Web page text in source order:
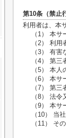
第10条（禁止
利用者は、本
（1） 本
（2） 利
（3） 有
（4） 第
（5） 本
（6） 本
（7） 第
（8） 法
（9） 本
（10） 当
（11） そ